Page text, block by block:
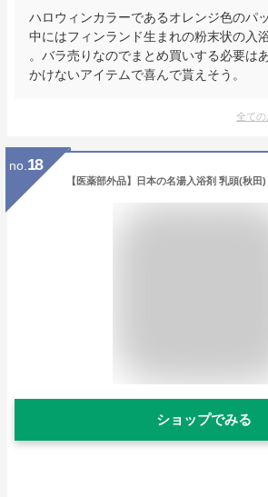
ハロウィンカラーであるオレンジ色のパ
中にはフィンランド生まれの粉末状の入
。バラ売りなのでまとめ買いする必要は
かけないアイテムで喜んで貰えそう。
全ての
no. 18
ショップでみる